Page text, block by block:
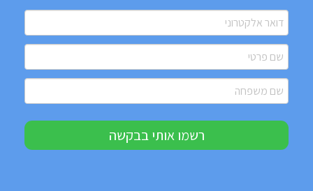
רשמו אותי בבקשה